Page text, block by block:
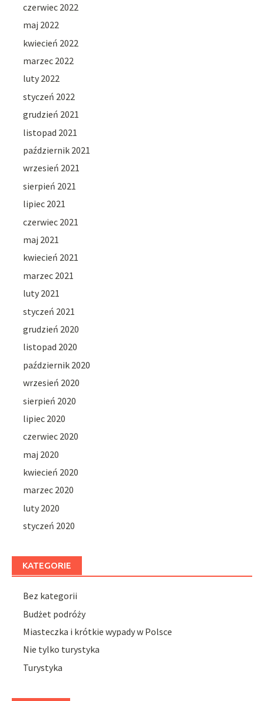
czerwiec 2022
maj 2022
kwiecień 2022
marzec 2022
luty 2022
styczeń 2022
grudzień 2021
listopad 2021
październik 2021
wrzesień 2021
sierpień 2021
lipiec 2021
czerwiec 2021
maj 2021
kwiecień 2021
marzec 2021
luty 2021
styczeń 2021
grudzień 2020
listopad 2020
październik 2020
wrzesień 2020
sierpień 2020
lipiec 2020
czerwiec 2020
maj 2020
kwiecień 2020
marzec 2020
luty 2020
styczeń 2020
KATEGORIE
Bez kategorii
Budżet podróży
Miasteczka i krótkie wypady w Polsce
Nie tylko turystyka
Turystyka